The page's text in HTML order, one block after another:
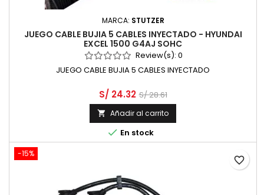
MARCA: STUTZER
JUEGO CABLE BUJIA 5 CABLES INYECTADO - HYUNDAI
EXCEL 1500 G4AJ SOHC
Review(s): 0
JUEGO CABLE BUJIA 5 CABLES INYECTADO
S/ 24.32 S/ 28.61
 Añadir al carrito
 En stock
-15%
favorite_border